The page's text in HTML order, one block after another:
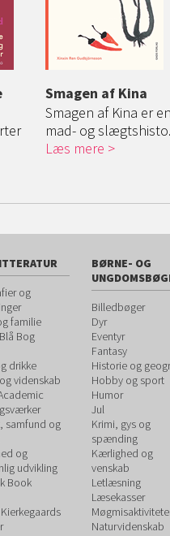
Smagen af Kina
Smagen af Kina er en
mad- og
Læs mere
og
familie
Bog
drikke
videnskab
samfund og
og
udvikling
Book
BØRNE- OG
Billedbøger
Dyr
Eventyr
Fantasy
Historie og
Hobby og sport
Humor
Jul
Krimi, gys og
spænding
Kærlighed og
venskab
Letlæsning
Læsekasser
Naturvidenskab